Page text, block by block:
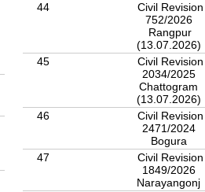
44
Civil Revision
752/2026
Rangpur
(13.07.2026)
45
Civil Revision
2034/2025
Chattogram
(13.07.2026)
46
Civil Revision
2471/2024
Bogura
47
Civil Revision
1849/2026
Narayangonj